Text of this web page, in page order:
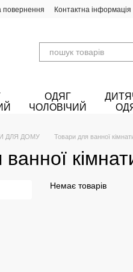
повернення Контактна інформація
ОДЯГ
ЧОЛОВІЧИЙ
ДЛЯ ДОМУ Товари для ванної
Немає товарів